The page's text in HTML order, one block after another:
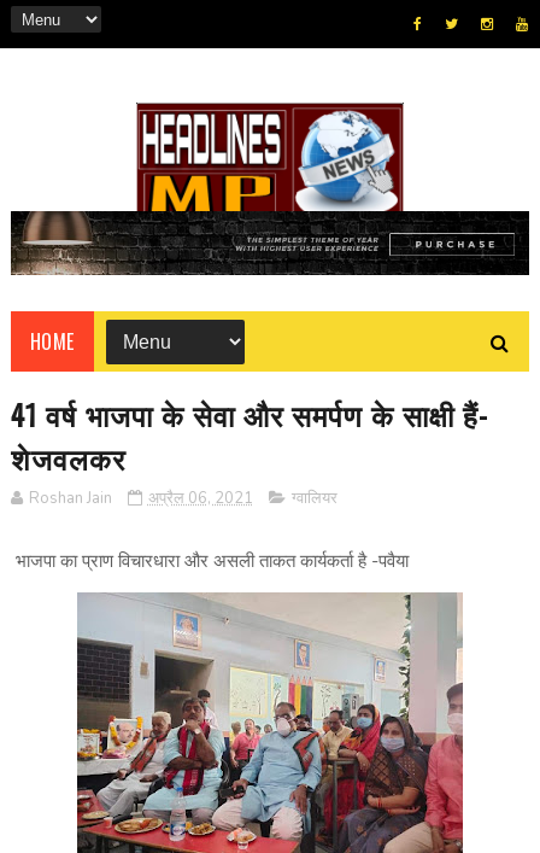
HOME
41 वर्ष भाजपा के सेवा और समर्पण के साक्षी हैं-
शेजवलकर
Roshan Jain अप्रैल 06, 2021 ग्वालियर
भाजपा का प्राण विचारधारा और असली ताकत कार्यकर्ता है -पवैया